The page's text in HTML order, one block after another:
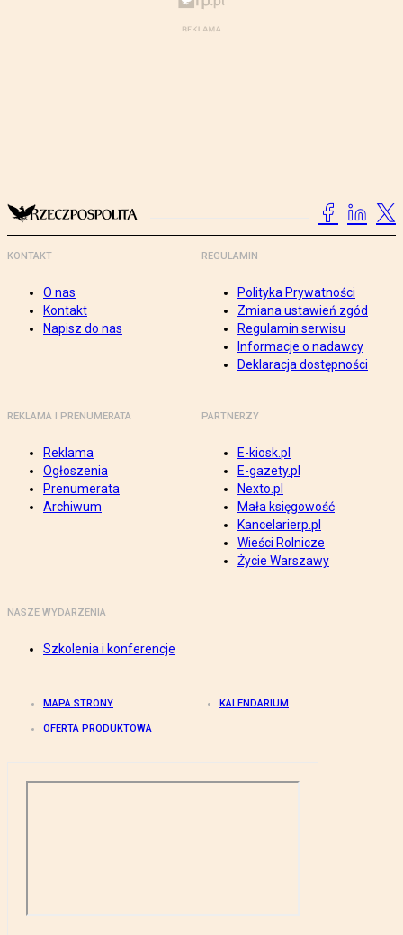
KONTAKT
O nas
Kontakt
Napisz do nas
REGULAMIN
Polityka Prywatności
Zmiana ustawień zgód
Regulamin serwisu
Informacje o nadawcy
Deklaracja dostępności
REKLAMA I PRENUMERATA
Reklama
Ogłoszenia
Prenumerata
Archiwum
PARTNERZY
E-kiosk.pl
E-gazety.pl
Nexto.pl
Mała księgowość
Kancelarierp.pl
Wieści Rolnicze
Życie Warszawy
NASZE WYDARZENIA
Szkolenia i konferencje
MAPA STRONY KALENDARIUM
OFERTA PRODUKTOWA